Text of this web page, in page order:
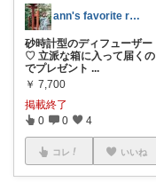
ann's favorite room
砂時計型のディフューザー
♡ 立派な箱に入って届くの
でプレゼント ...
￥ 7,700
掲載終了
0 0 4
コレ いいね